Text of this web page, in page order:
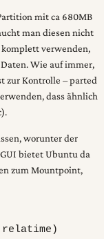
mit ca 680MB
man diesen nicht
verwenden,
Wie auf immer,
zur Kontrolle – parted
dass ähnlich
worunter der
bietet Ubuntu da
zum Mountpoint,